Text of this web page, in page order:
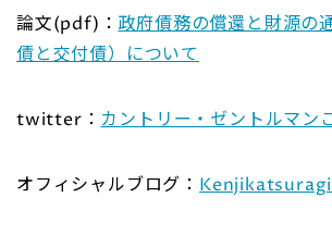
論文(pdf)： 政府債務の償還と財源の
債と交付債）について
twitter： カントリー・ゼントルマン
オフィシャルブログ：